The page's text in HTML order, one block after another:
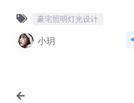
豪宅照明灯光设计
小玥